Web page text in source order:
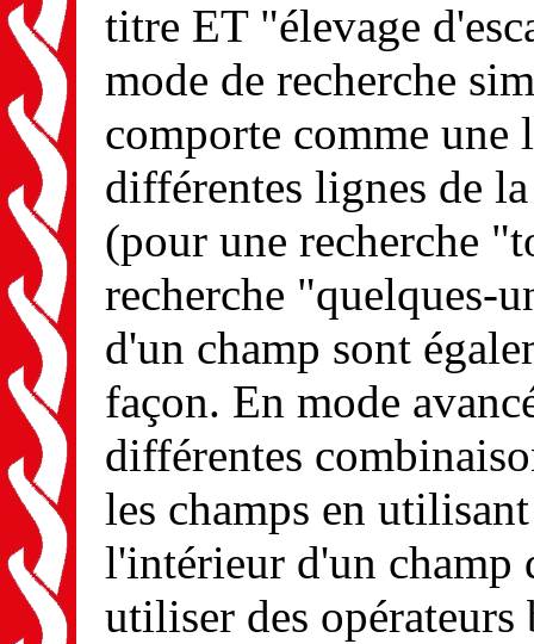
titre ET "élevage
mode de recherche
comporte comme une
différentes lignes de
(pour une recherche
recherche "quelques-
d'un champ sont
façon. En mode
différentes
les champs en
l'intérieur d'un champ
utiliser des opérateurs